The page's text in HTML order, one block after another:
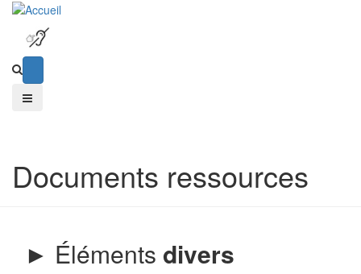
Documents ressources
► Éléments divers